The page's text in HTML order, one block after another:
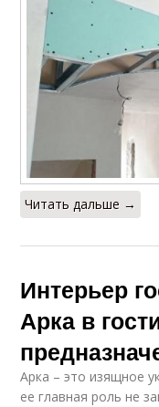
Читать дальше →
Интерьер
Арка в
Арка – это изящное
ее главная роль не